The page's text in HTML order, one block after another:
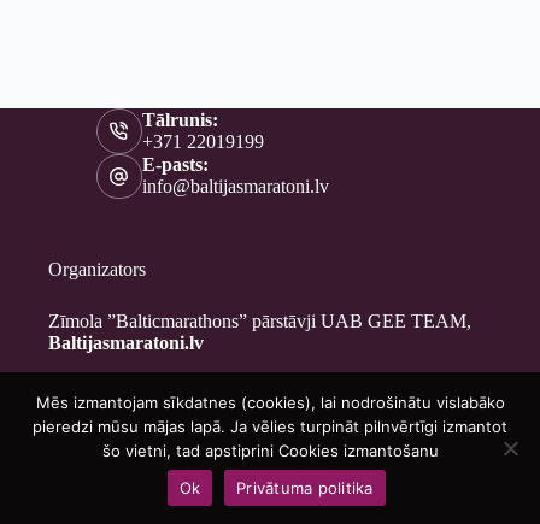
Tālrunis:
+371 22019199
E-pasts:
info@baltijasmaratoni.lv
Organizators
Zīmola ”Balticmarathons” pārstāvji UAB GEE TEAM,
Baltijasmaratoni.lv
Kontakti
Par mums
Brīvprātīgajiem
Privātuma politika
Copyright © 2026 - Baltijasmaratoni.lv
Mēs izmantojam sīkdatnes (cookies), lai nodrošinātu vislabāko
pieredzi mūsu mājas lapā. Ja vēlies turpināt pilnvērtīgi izmantot
šo vietni, tad apstiprini Cookies izmantošanu
Ok
Privātuma politika